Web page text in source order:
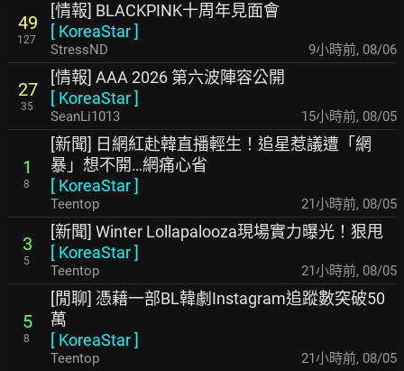
49
127
[情報] BLACKPINK十周年見面會
[ KoreaStar]
StressND 9小時前, 08/06
27
35
[情報] AAA 2026 第六波陣容公開
[ KoreaStar]
SeanLi1013 15小時前, 08/05
1
8
[新聞] 日網紅赴韓直播輕生！追星惹議遭「網
暴」想不開…網痛心省
[ KoreaStar]
Teentop 21小時前, 08/05
3
5
[新聞] Winter Lollapalooza現場實力曝光！狠甩
[ KoreaStar]
Teentop 21小時前, 08/05
5
8
[閒聊] 憑藉一部BL韓劇Instagram追蹤數突破50
萬
[ KoreaStar]
Teentop 21小時前, 08/05